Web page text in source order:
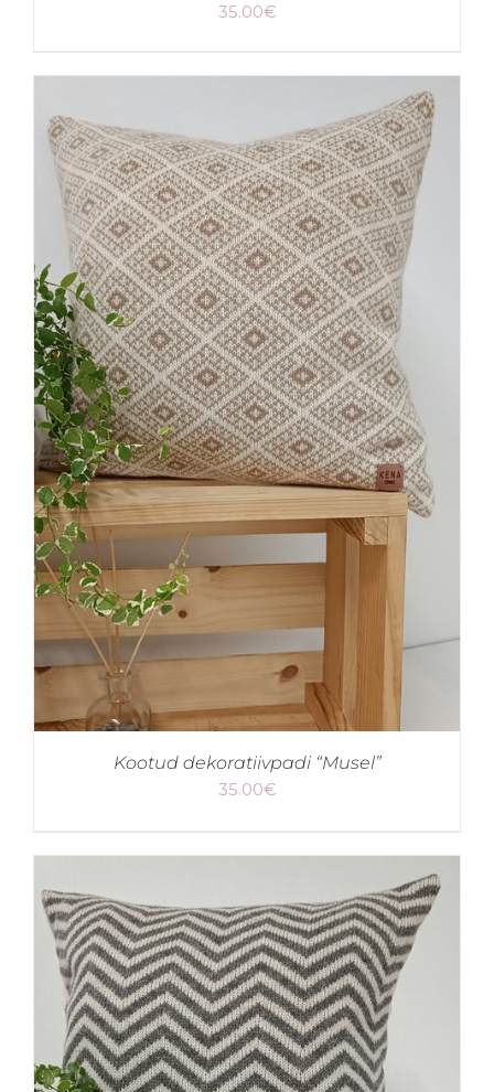
35.00€
Kootud dekoratiivpadi “Musel”
35.00€